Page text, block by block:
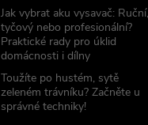
Jak vybrat aku vysavač: Ruční,
tyčový nebo profesionální?
Praktické rady pro úklid
domácnosti i dílny
Toužíte po hustém, sytě
zeleném trávníku? Začněte u
správné techniky!